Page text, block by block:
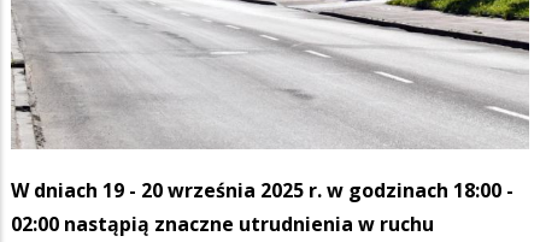
W dniach 19 - 20 września 2025 r. w godzinach 18:00 -
02:00 nastąpią znaczne utrudnienia w ruchu